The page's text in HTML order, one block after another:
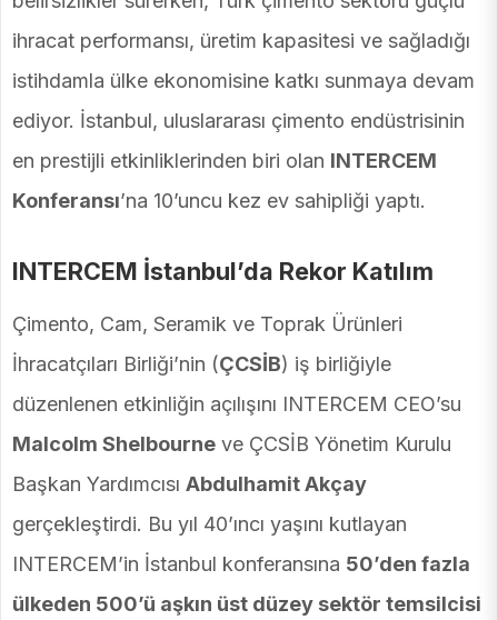
ihracat performansı, üretim kapasitesi ve sağladığı
istihdamla ülke ekonomisine katkı sunmaya devam
ediyor. İstanbul, uluslararası çimento endüstrisinin
en prestijli etkinliklerinden biri olan INTERCEM
Konferansı’na 10’uncu kez ev sahipliği yaptı.
INTERCEM İstanbul’da Rekor Katılım
Çimento, Cam, Seramik ve Toprak Ürünleri
İhracatçıları Birliği’nin (ÇCSİB) iş birliğiyle
düzenlenen etkinliğin açılışını INTERCEM CEO’su
Malcolm Shelbourne ve ÇCSİB Yönetim Kurulu
Başkan Yardımcısı Abdulhamit Akçay
gerçekleştirdi. Bu yıl 40’ıncı yaşını kutlayan
INTERCEM’in İstanbul konferansına 50’den fazla
ülkeden 500’ü aşkın üst düzey sektör temsilcisi